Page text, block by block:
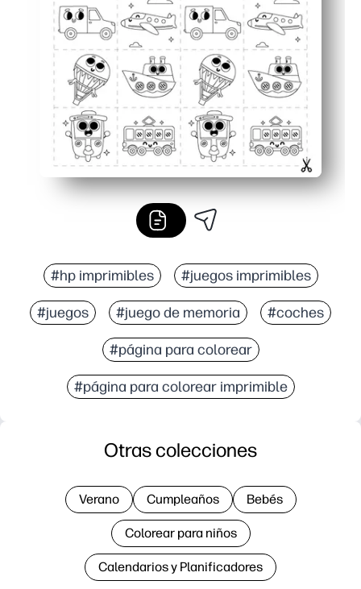
#hp imprimibles #juegos imprimibles
#juegos #juego de memoria #coches
#página para colorear
#página para colorear imprimible
Otras colecciones
Verano Cumpleaños Bebés
Colorear para niños
Calendarios y Planificadores